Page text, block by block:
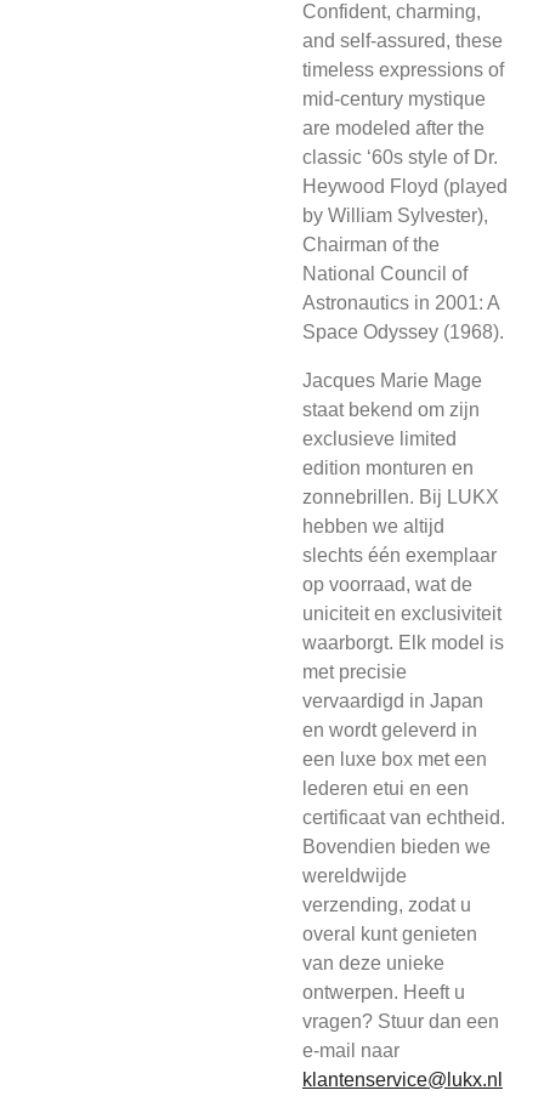
Confident, charming,
and self-assured, these
timeless expressions of
mid-century mystique
are modeled after the
classic ‘60s style of Dr.
Heywood Floyd (played
by William Sylvester),
Chairman of the
National Council of
Astronautics in 2001: A
Space Odyssey (1968).
Jacques Marie Mage
staat bekend om zijn
exclusieve limited
edition monturen en
zonnebrillen. Bij LUKX
hebben we altijd
slechts één exemplaar
op voorraad, wat de
uniciteit en exclusiviteit
waarborgt. Elk model is
met precisie
vervaardigd in Japan
en wordt geleverd in
een luxe box met een
lederen etui en een
certificaat van echtheid.
Bovendien bieden we
wereldwijde
verzending, zodat u
overal kunt genieten
van deze unieke
ontwerpen. Heeft u
vragen? Stuur dan een
e-mail naar
klantenservice@lukx.nl